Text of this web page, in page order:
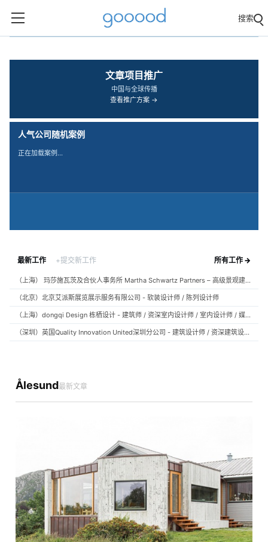
搜索
文章项目推广
中国与全球传播
查看推广方案 →
人气公司随机案例
正在加载案例…
最新工作 +提交新工作 所有工作 →
（上海） 玛莎施瓦茨及合伙人事务所 Martha Schwartz Partners – 高级景观建筑师 Senior Landscape Designer / 景观建筑师 Landscape Designer
（北京）北京艾派斯展览展示服务有限公司 - 软装设计师 / 陈列设计师
（上海）dongqi Design 栋栖设计 - 建筑师 / 资深室内设计师 / 室内设计师 / 媒体及公共关系主管 / 设计实习生（常年招聘）
（深圳）英国Quality Innovation United深圳分公司 - 建筑设计师 / 资深建筑设计师 / 室内设计师 / 设计实习生
Ålesund最新文章